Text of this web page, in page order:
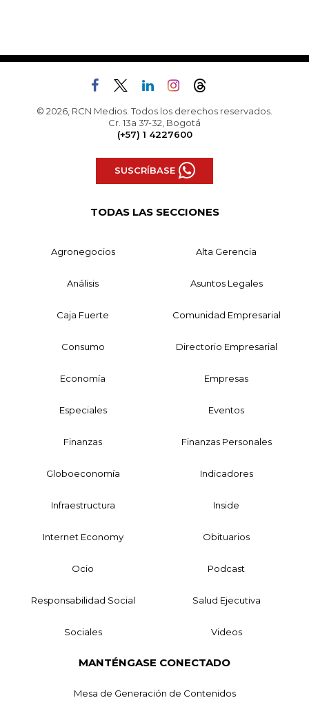
© 2026, RCN Medios. Todos los derechos reservados.
Cr. 13a 37-32, Bogotá
(+57) 1 4227600
SUSCRÍBASE
TODAS LAS SECCIONES
Agronegocios Alta Gerencia
Análisis Asuntos Legales
Caja Fuerte Comunidad Empresarial
Consumo Directorio Empresarial
Economía Empresas
Especiales Eventos
Finanzas Finanzas Personales
Globoeconomía Indicadores
Infraestructura Inside
Internet Economy Obituarios
Ocio Podcast
Responsabilidad Social Salud Ejecutiva
Sociales Videos
MANTÉNGASE CONECTADO
Mesa de Generación de Contenidos